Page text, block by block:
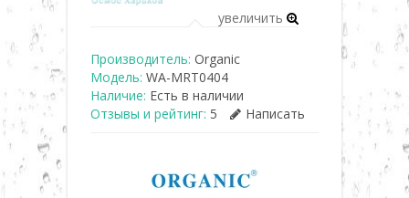
увеличить
Производитель: Organic
Модель: WA-MRT0404
Наличие: Есть в наличии
Отзывы и рейтинг: 5 Написать